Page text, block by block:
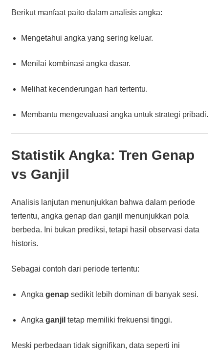
Berikut manfaat paito dalam analisis angka:
Mengetahui angka yang sering keluar.
Menilai kombinasi angka dasar.
Melihat kecenderungan hari tertentu.
Membantu mengevaluasi angka untuk strategi pribadi.
Statistik Angka: Tren Genap
vs Ganjil
Analisis lanjutan menunjukkan bahwa dalam periode
tertentu, angka genap dan ganjil menunjukkan pola
berbeda. Ini bukan prediksi, tetapi hasil observasi data
historis.
Sebagai contoh dari periode tertentu:
Angka genap sedikit lebih dominan di banyak sesi.
Angka ganjil tetap memiliki frekuensi tinggi.
Meski perbedaan tidak signifikan, data seperti ini